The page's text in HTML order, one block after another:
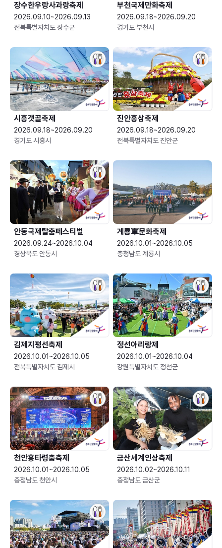
장수한우랑사과랑축제
2026.09.10~2026.09.13
전북특별자치도 장수군
부천국제만화축제
2026.09.18~2026.09.20
경기도 부천시
시흥갯골축제
2026.09.18~2026.09.20
경기도 시흥시
진안홍삼축제
2026.09.18~2026.09.20
전북특별자치도 진안군
안동국제탈춤페스티벌
2026.09.24~2026.10.04
경상북도 안동시
2026.10.01~2026.10.05
충청남도 계룡시
김제지평선축제
2026.10.01~2026.10.05
전북특별자치도 김제시
정선아리랑제
2026.10.01~2026.10.04
강원특별자치도 정선군
천안흥타령춤축제
2026.10.01~2026.10.05
충청남도 천안시
금산세계인삼축제
2026.10.02~2026.10.11
충청남도 금산군